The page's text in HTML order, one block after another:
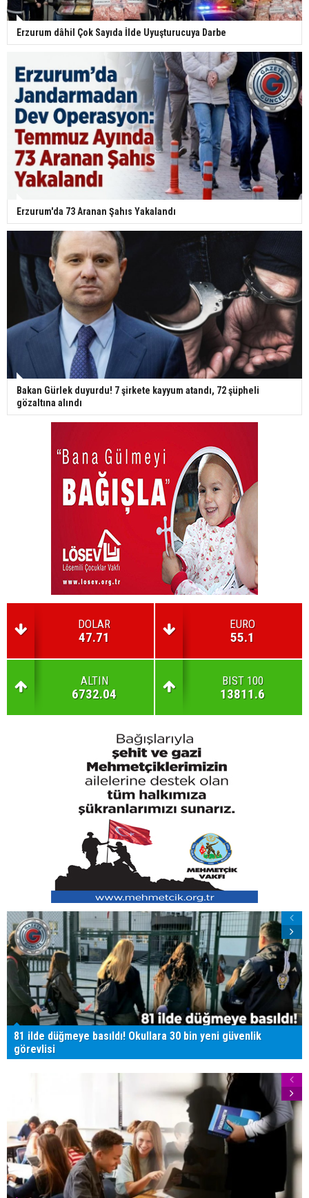
Erzurum dâhil Çok Sayıda İlde Uyuşturucuya Darbe
Erzurum'da 73 Aranan Şahıs Yakalandı
Bakan Gürlek duyurdu! 7 şirkete kayyum atandı, 72 şüpheli
gözaltına alındı
DOLAR
47.71
EURO
55.1
ALTIN
6732.04
BIST 100
13811.6
81 ilde düğmeye basıldı! Okullara 30 bin yeni güvenlik
görevlisi